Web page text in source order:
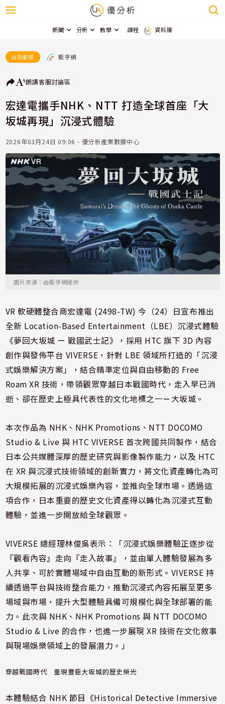
新聞 分析 教學 課程 資料庫
台股動態 鉅亨網
朗讀客服討論區
宏達電攜手NHK、NTT 打造全球首座「大
坂城再現」沉浸式體驗
2026年03月24日 09:06 - 優分析產業數據中心
圖片來源：由鉅亨網提供
VR 軟硬體整合商宏達電 (2498-TW) 今（24）日宣布推出
全新 Location-Based Entertainment（LBE）沉浸式體驗
《夢回大坂城 ー 戰國武士記》，採用 HTC 旗下 3D 內容
創作與發佈平台 VIVERSE，針對 LBE 領域所打造的「沉浸
式娛樂解決方案」，結合精準定位與自由移動的 Free
Roam XR 技術，帶領觀眾穿越日本戰國時代，走入早已消
逝、卻在歷史上極具代表性的文化地標之一－大坂城。
本次作品為 NHK、NHK Promotions、NTT DOCOMO
Studio & Live 與 HTC VIVERSE 首次跨國共同製作，結合
日本公共媒體深厚的歷史研究與影像製作能力，以及 HTC
在 XR 與沉浸式技術領域的創新實力，將文化資產轉化為可
大規模拓展的沉浸式娛樂內容，並推向全球市場。透過這
項合作，日本重要的歷史文化資產得以轉化為沉浸式互動
體驗，並進一步開放給全球觀眾。
VIVERSE 總經理林俊吳表示：「沉浸式娛樂體驗正逐步從
『觀看內容』走向『走入故事』，並由單人體驗發展為多
人共享、可於實體場域中自由互動的新形式。VIVERSE 持
續透過平台與技術整合能力，推動沉浸式內容拓展至更多
場域與市場，提升大型體驗具備可規模化與全球部署的能
力。此次與 NHK、NHK Promotions 與 NTT DOCOMO
Studio & Live 的合作，也進一步展現 XR 技術在文化敘事
與現場娛樂領域上的發展潛力。」
穿越戰國時代 重現豐臣大坂城的歷史榮光
本體驗結合 NHK 節目《Historical Detective Immersive